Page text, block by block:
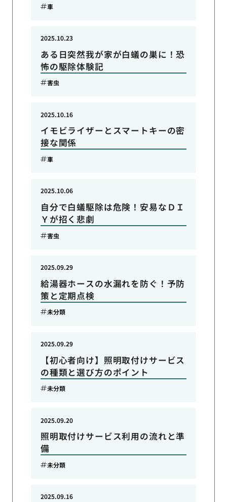
車
ある日突然我が家が白蟻の巣に！恐
怖の駆除体験記
2025.10.23
害虫
イモビライザーとスマートキーの密
接な関係
2025.10.16
車
自分で白蟻駆除は危険！安易なＤＩ
Ｙが招く悲劇
2025.10.06
害虫
給湯器ホースの水漏れを防ぐ！予防
策と定期点検
2025.09.29
未分類
【初心者向け】照明取付けサービス
の種類と選び方のポイント
2025.09.29
未分類
照明取付けサービス利用の流れと準
備
2025.09.20
未分類
2025.09.16